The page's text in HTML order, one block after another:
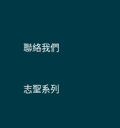
聯絡我們
志聖系列